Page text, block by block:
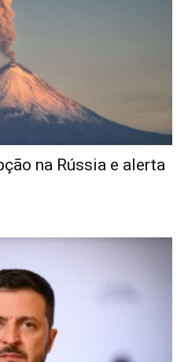
na Rússia e alerta